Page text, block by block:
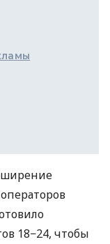
18−24, чтобы